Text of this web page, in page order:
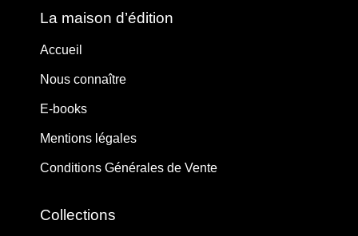
La maison d’édition
Accueil
Nous connaître
E-books
Mentions légales
Conditions Générales de Vente
Collections